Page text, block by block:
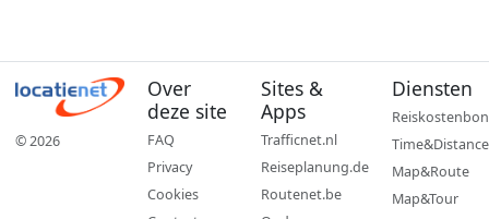
© 2026
Over
deze site
FAQ
Privacy
Cookies
Sites &
Apps
Trafficnet.nl
Reiseplanung.de
Routenet.be
Diensten
Reiskostenbon
Time&Distance
Map&Route
Map&Tour